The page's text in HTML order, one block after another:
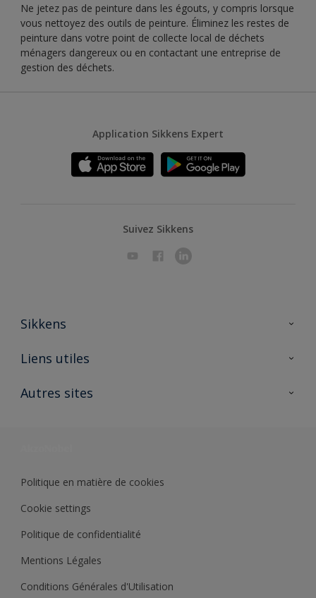
Ne jetez pas de peinture dans les égouts, y compris lorsque
vous nettoyez des outils de peinture. Éliminez les restes de
peinture dans votre point de collecte local de déchets
ménagers dangereux ou en contactant une entreprise de
gestion des déchets.
Application Sikkens Expert
Suivez Sikkens
Sikkens
A propos de Sikkens
Liens utiles
Ouvrir un magasin PASS
Autres sites
Politique en matière de cookies
Cookie settings
Politique de confidentialité
Mentions Légales
Conditions Générales d'Utilisation